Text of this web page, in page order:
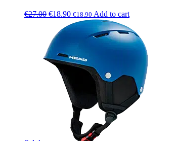
€27.00 €18.90 €18.90 Add to cart